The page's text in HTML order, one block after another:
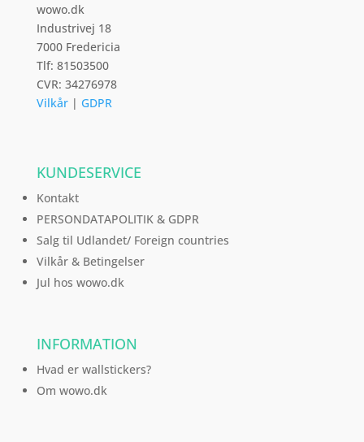
wowo.dk
Industrivej 18
7000 Fredericia
Tlf: 81503500
CVR: 34276978
Vilkår| GDPR
KUNDESERVICE
Kontakt
PERSONDATAPOLITIK & GDPR
Salg til Udlandet/ Foreign countries
Vilkår & Betingelser
Jul hos wowo.dk
INFORMATION
Hvad er wallstickers?
Om wowo.dk